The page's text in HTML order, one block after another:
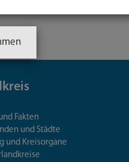
Fakten
und Städte
und Kreisorgane